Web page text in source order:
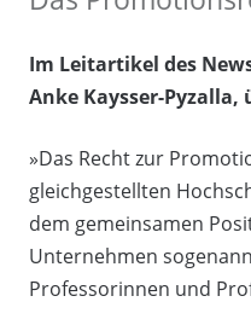
Im Leitartikel des
Anke Kaysser-
»Das Recht zur
gleichgestellten
dem gemeinsamen
Unternehmen
Professorinnen und